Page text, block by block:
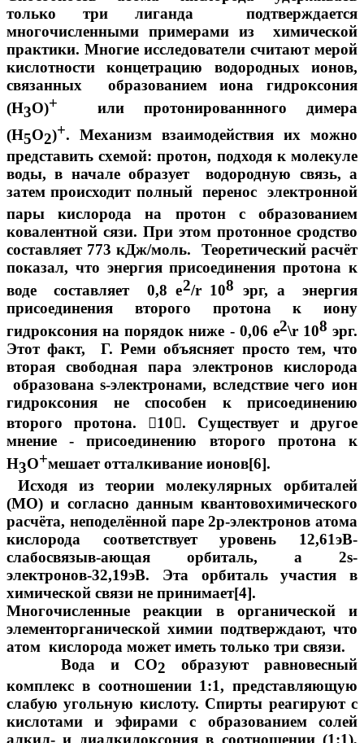
только три лиганда подтверждается
многочисленными примерами из химической
практики. Многие исследователи считают мерой
кислотности концетрацию водородных ионов,
связанных образованием иона гидроксония
(Н3О)+
или протонированнного димера
(Н5О2)+. Механизм взаимодействия их можно
представить схемой: протон, подходя к молекуле
воды, в начале образует водородную связь, а
затем происходит полный перенос
электронной
пары кислорода на протон с образованием
ковалентной сязи. При этом протонное сродство
составляет 773 кДж/моль. Теоретический расчёт
показал, что энергия присоединения протона к
воде составляет 0,8 е2/r 108 эрг, а энергия
присоединения второго протона к иону
гидроксония на порядок ниже - 0,06 е2\r 108 эрг.
Этот факт, Г. Реми объясняет просто тем, что
вторая свободная пара электронов кислорода
образована s-электронами, вследствие чего ион
гидроксония не способен к присоединению
второго протона. 10. Существует и другое
мнение - присоединению второго протона к
Н3О+мешает отталкивание ионов[6].
Исходя из теории молекулярных орбиталей
(МО) и согласно данным квантовохимического
расчёта, неподелённой паре 2р-электронов атома
кислорода соответствует уровень 12,61эВ-
слабосвязыв-ающая орбиталь, а 2s-
электронов-32,19эВ. Эта орбиталь участия в
химической связи не принимает[4].
Многочисленные реакции в органической и
элементорганической химии подтверждают, что
атом кислорода может иметь только три связи.
Вода и СО2 образуют равновесный
комплекс в соотношении 1:1, представляющую
слабую угольную кислоту. Спирты реагируют с
кислотами и эфирами с образованием солей
алкил- и диалкилоксония в соотношении (1:1),